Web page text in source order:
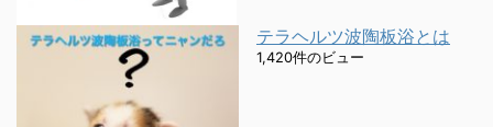
テラヘルツ波陶板浴とは
1,420件のビュー